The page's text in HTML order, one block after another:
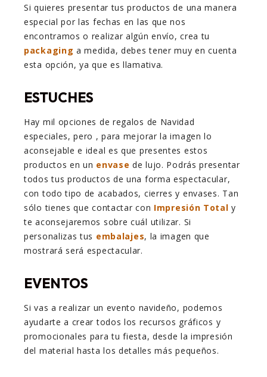
Si quieres presentar tus productos de una manera
especial por las fechas en las que nos
encontramos o realizar algún envío, crea tu
packaging a medida, debes tener muy en cuenta
esta opción, ya que es llamativa.
ESTUCHES
Hay mil opciones de regalos de Navidad
especiales, pero , para mejorar la imagen lo
aconsejable e ideal es que presentes estos
productos en un envase de lujo. Podrás presentar
todos tus productos de una forma espectacular,
con todo tipo de acabados, cierres y envases. Tan
sólo tienes que contactar con Impresión Total y
te aconsejaremos sobre cuál utilizar. Si
personalizas tus embalajes, la imagen que
mostrará será espectacular.
EVENTOS
Si vas a realizar un evento navideño, podemos
ayudarte a crear todos los recursos gráficos y
promocionales para tu fiesta, desde la impresión
del material hasta los detalles más pequeños.